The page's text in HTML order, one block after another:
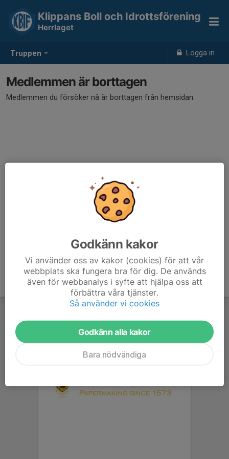
Truppen Logga in
Klippans Boll och Idrottsförening
Herrlaget
Medlemmen är borttagen
Medlemmen du försöker nå är borttagen från hemsidan.
Godkänn kakor
Vi använder oss av kakor (cookies) för att vår
webbplats ska fungera bra för dig. De används
även för webbanalys i syfte att hjälpa oss att
förbättra våra tjänster.
Så använder vi cookies
Godkänn alla kakor
Bara nödvändiga